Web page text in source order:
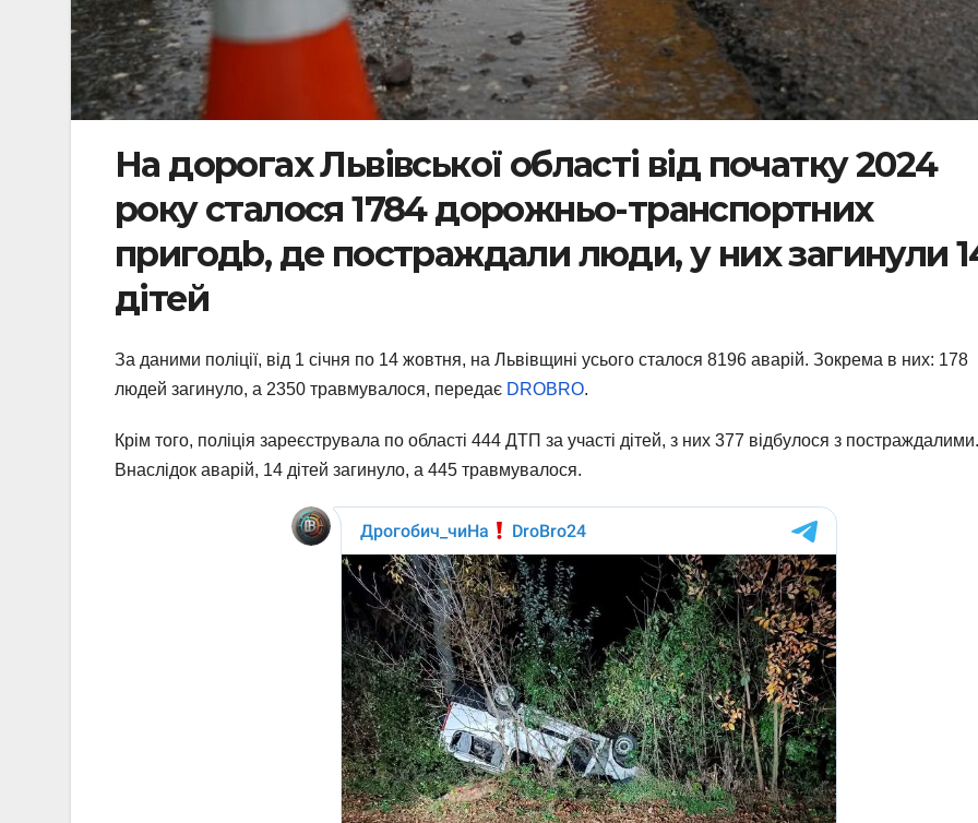
На дорогах Львівської області від початку 2024
року сталося 1784 дорожньо-транспортних
пригодb, де постраждали люди, у них загинули
дітей
За даними поліції, від 1 січня по 14 жовтня, на Львівщині усього сталося 8196 аварій. Зокрема в них: 178
людей загинуло, а 2350 травмувалося, передає DROBRO.
Крім того, поліція зареєструвала по області 444 ДТП за участі дітей, з них 377 відбулося з постраждалими.
Внаслідок аварій, 14 дітей загинуло, а 445 травмувалося.